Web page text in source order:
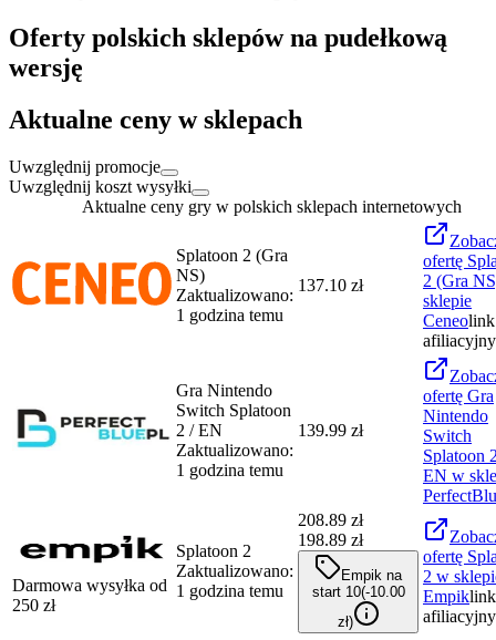
Oferty polskich sklepów na pudełkową
wersję
Aktualne ceny w sklepach
Uwzględnij promocje
Uwzględnij koszt wysyłki
Aktualne ceny gry w polskich sklepach internetowych
Splatoon 2 (Gra
NS)
Zaktualizowano:
1 godzina temu
137.10 zł
ofertę
2 (Gra
sklepie
Ceneolink
afiliacyjny
Gra Nintendo
Switch Splatoon
2 / EN
Zaktualizowano:
1 godzina temu
139.99 zł
ofertę Gra
Nintendo
Switch
Splatoon
EN w
Darmowa wysyłka od
250 zł
Splatoon 2
Zaktualizowano:
1 godzina temu
208.89 zł
198.89 zł
Empik na
start 10(-10.00
zł)
ofertę
2 w
Empiklink
afiliacyjny